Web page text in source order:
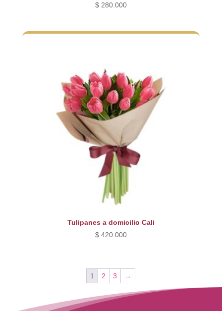
$280.000
Tulipanes a domicilio Cali
$420.000
1 2 3 →